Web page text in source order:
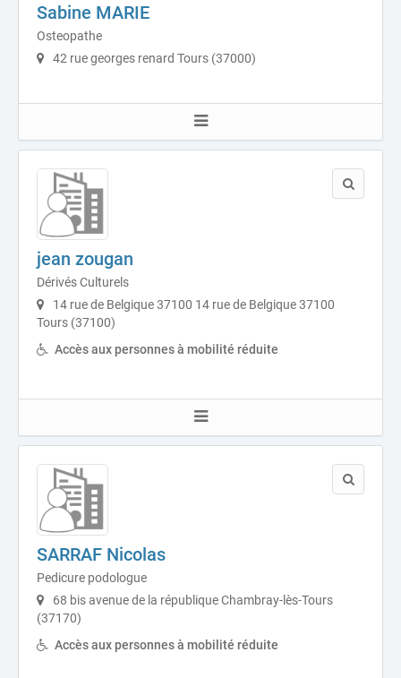
Sabine MARIE
Osteopathe
42 rue georges renard Tours (37000)
jean zougan
Dérivés Culturels
14 rue de Belgique 37100 14 rue de Belgique 37100
Tours (37100)
Accès aux personnes à mobilité réduite
SARRAF Nicolas
Pedicure podologue
68 bis avenue de la république Chambray-lès-Tours
(37170)
Accès aux personnes à mobilité réduite